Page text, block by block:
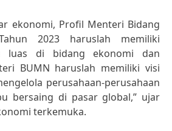
ekonomi, Profil Menteri Bidang
2023 haruslah memiliki
luas di bidang ekonomi dan
BUMN haruslah memiliki visi
perusahaan-perusahaan
bersaing di pasar global,” ujar
terkemuka.